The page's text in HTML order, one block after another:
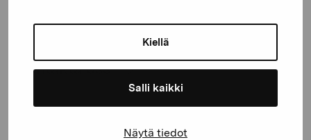
Kiellä
Salli kaikki
Näytä tiedot
Kontakta oss